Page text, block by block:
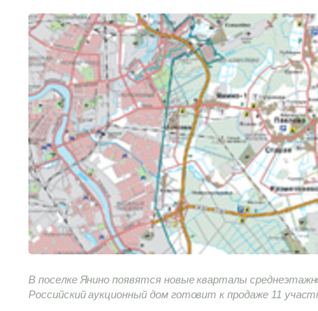
В поселке Янино появятся новые кварталы
Российский аукционный дом готовит к продаже 11